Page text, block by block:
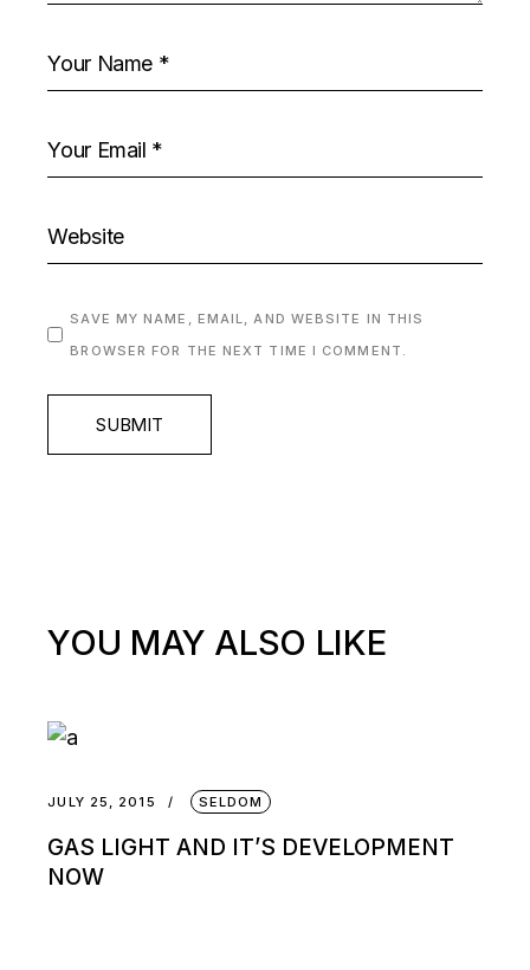
SAVE MY NAME, EMAIL, AND WEBSITE IN THIS
BROWSER FOR THE NEXT TIME I COMMENT.
SUBMIT
YOU MAY ALSO LIKE
JULY 25, 2015 SELDOM
GAS LIGHT AND IT’S DEVELOPMENT
NOW